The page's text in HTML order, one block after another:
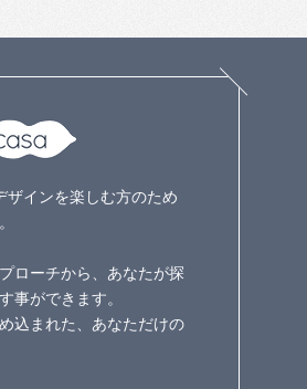
インを楽しむ方のため
ローチから、あなたが探
事ができます。
込まれた、あなただけの